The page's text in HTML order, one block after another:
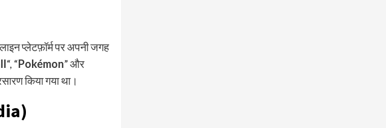
प्लेटफ़ॉर्म पर अपनी जगह
“, “Pokémon” और
किया गया था।